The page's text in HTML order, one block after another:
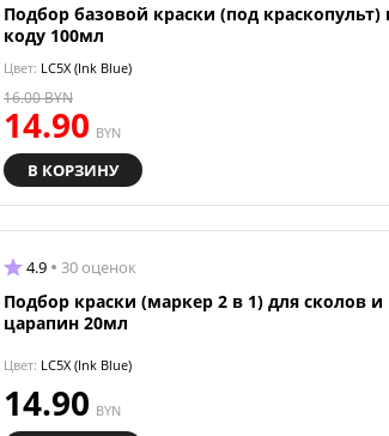
Подбор базовой краски (под краскопульт)
коду 100мл
Цвет: LC5X (Ink Blue)
14.90 BYN
16.00BYN
В КОРЗИНУ
4.9 30 оценок
Подбор краски (маркер 2 в 1) для сколов и
царапин 20мл
Цвет: LC5X (Ink Blue)
14.90 BYN